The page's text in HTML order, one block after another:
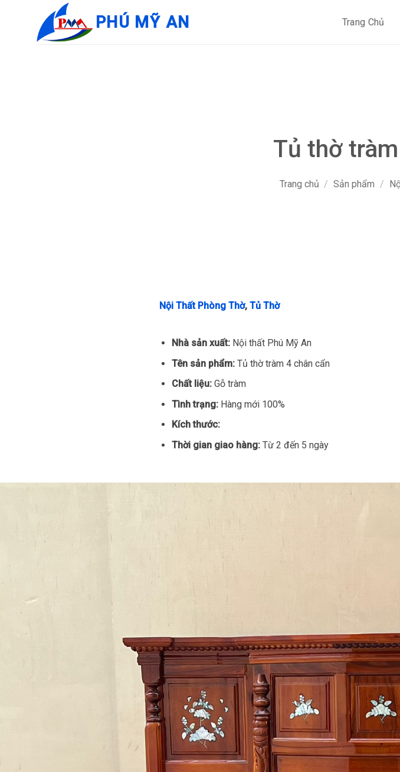
PHÚ MỸ AN Trang Chủ
Tủ thờ
Trang chủ / Sản phẩm /
Nội Thất Phòng Thờ,Tủ Thờ
Nhà sản xuất: Nội thất Phú Mỹ An
Tên sản phẩm: Tủ thờ tràm 4 chân cẩn
Chất liệu: Gỗ tràm
Tình trạng: Hàng mới 100%
Kích thước:
Thời gian giao hàng: Từ 2 đến 5 ngày